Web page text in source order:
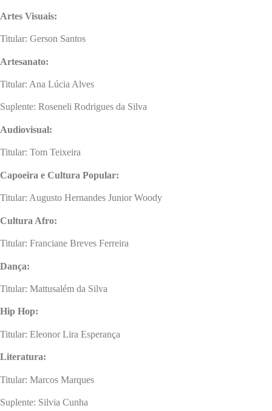
Artes Visuais:
Titular: Gerson Santos
Artesanato:
Titular: Ana Lúcia Alves
Suplente: Roseneli Rodrigues da Silva
Audiovisual:
Titular: Tom Teixeira
Capoeira e Cultura Popular:
Titular: Augusto Hernandes Junior Woody
Cultura Afro:
Titular: Franciane Breves Ferreira
Dança:
Titular: Mattusalém da Silva
Hip Hop:
Titular: Eleonor Lira Esperança
Literatura:
Titular: Marcos Marques
Suplente: Silvia Cunha